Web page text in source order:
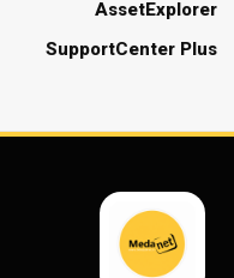
AssetExplorer
SupportCenter Plus